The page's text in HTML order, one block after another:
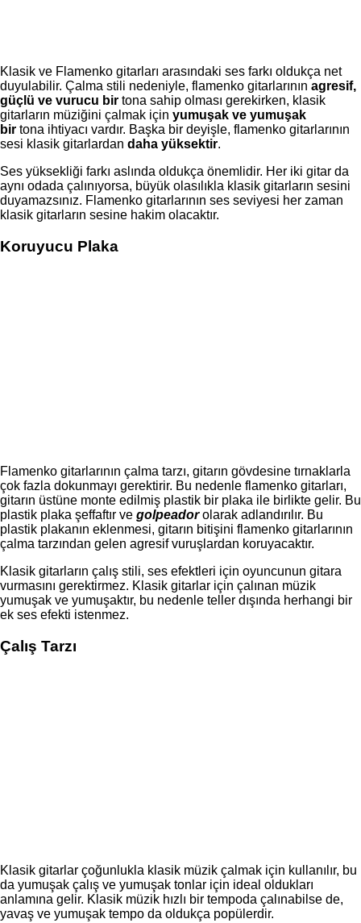
Klasik ve Flamenko gitarları arasındaki ses farkı oldukça net
duyulabilir. Çalma stili nedeniyle, flamenko gitarlarının agresif,
güçlü ve vurucu bir tona sahip olması gerekirken, klasik
gitarların müziğini çalmak için yumuşak ve yumuşak
bir tona ihtiyacı vardır. Başka bir deyişle, flamenko gitarlarının
sesi klasik gitarlardan daha yüksektir.
Ses yüksekliği farkı aslında oldukça önemlidir. Her iki gitar da
aynı odada çalınıyorsa, büyük olasılıkla klasik gitarların sesini
duyamazsınız. Flamenko gitarlarının ses seviyesi her zaman
klasik gitarların sesine hakim olacaktır.
Koruyucu Plaka
Flamenko gitarlarının çalma tarzı, gitarın gövdesine tırnaklarla
çok fazla dokunmayı gerektirir. Bu nedenle flamenko gitarları,
gitarın üstüne monte edilmiş plastik bir plaka ile birlikte gelir. Bu
plastik plaka şeffaftır ve golpeadorolarak adlandırılır. Bu
plastik plakanın eklenmesi, gitarın bitişini flamenko gitarlarının
çalma tarzından gelen agresif vuruşlardan koruyacaktır.
Klasik gitarların çalış stili, ses efektleri için oyuncunun gitara
vurmasını gerektirmez. Klasik gitarlar için çalınan müzik
yumuşak ve yumuşaktır, bu nedenle teller dışında herhangi bir
ek ses efekti istenmez.
Çalış Tarzı
Klasik gitarlar çoğunlukla klasik müzik çalmak için kullanılır, bu
da yumuşak çalış ve yumuşak tonlar için ideal oldukları
anlamına gelir. Klasik müzik hızlı bir tempoda çalınabilse de,
yavaş ve yumuşak tempo da oldukça popülerdir.